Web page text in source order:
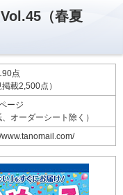
Vol.45（春夏
点
掲載2,500点）
ージ
、オーダーシート除く）
www.tanomail.com/